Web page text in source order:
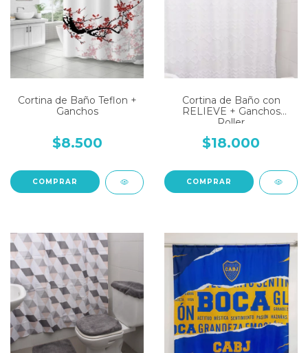
Cortina de Baño Teflon +
Ganchos
$8.500
COMPRAR
Cortina de Baño con
RELIEVE + Ganchos
Roller
$18.000
COMPRAR